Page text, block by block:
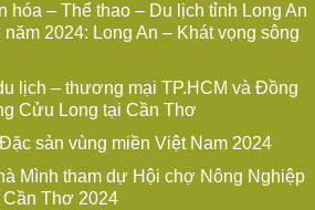
hóa – Thể thao – Du lịch tỉnh Long An
năm 2024: Long An – Khát vọng sông
lịch – thương mại TP.HCM và Đồng
Cửu Long tại Cần Thơ
sản vùng miền Việt Nam 2024
Mình tham dự Hội chợ Nông Nghiệp
Cần Thơ 2024